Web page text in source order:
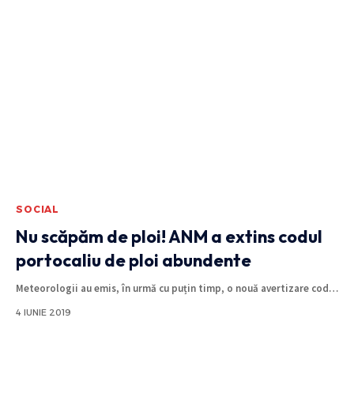
SOCIAL
Nu scăpăm de ploi! ANM a extins codul
portocaliu de ploi abundente
Meteorologii au emis, în urmă cu puțin timp, o nouă avertizare cod…
4 IUNIE 2019